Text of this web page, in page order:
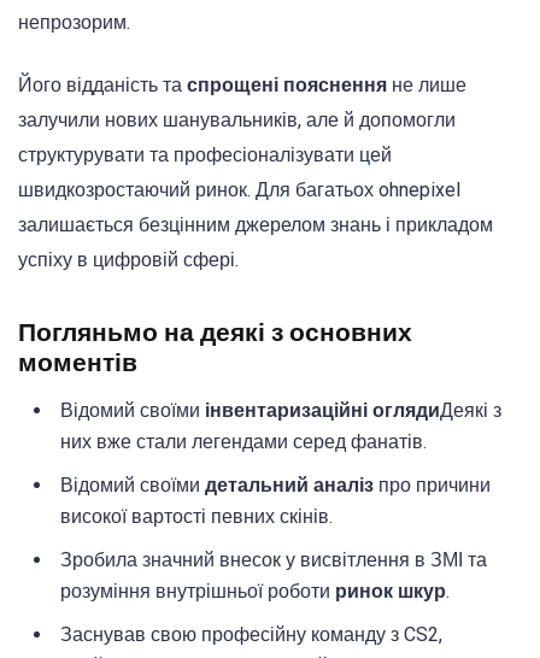
непрозорим.
Його відданість та спрощені пояснення не лише
залучили нових шанувальників, але й допомогли
структурувати та професіоналізувати цей
швидкозростаючий ринок. Для багатьох ohnepixel
залишається безцінним джерелом знань і прикладом
успіху в цифровій сфері.
Погляньмо на деякі з основних
моментів
Відомий своїми інвентаризаційні оглядиДеякі з
них вже стали легендами серед фанатів.
Відомий своїми детальний аналіз про причини
високої вартості певних скінів.
Зробила значний внесок у висвітлення в ЗМІ та
розуміння внутрішньої роботи ринок шкур.
Заснував свою професійну команду з CS2,